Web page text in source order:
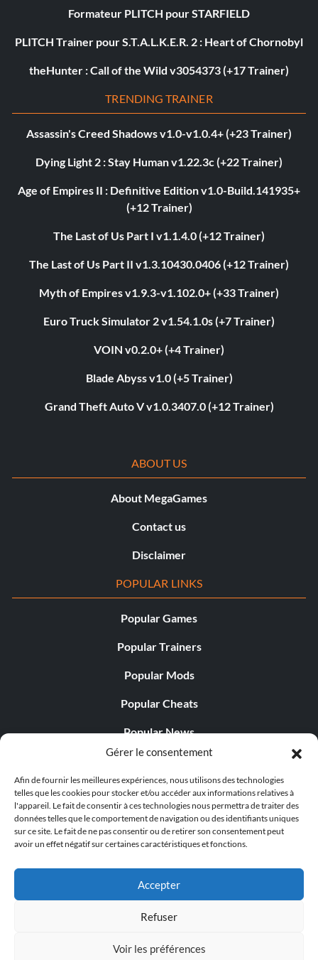
Gérer le consentement
Afin de fournir les meilleures expériences, nous utilisons des technologies
telles que les cookies pour stocker et/ou accéder aux informations relatives à
l'appareil. Le fait de consentir à ces technologies nous permettra de traiter des
données telles que le comportement de navigation ou des identifiants uniques
sur ce site. Le fait de ne pas consentir ou de retirer son consentement peut
avoir un effet négatif sur certaines caractéristiques et fonctions.
Accepter
Refuser
Voir les préférences
Formateur PLITCH pour STARFIELD
PLITCH Trainer pour S.T.A.L.K.E.R. 2 : Heart of Chornobyl
theHunter : Call of the Wild v3054373 (+17 Trainer)
TRENDING TRAINER
Assassin's Creed Shadows v1.0-v1.0.4+ (+23 Trainer)
Dying Light 2 : Stay Human v1.22.3c (+22 Trainer)
Age of Empires II : Definitive Edition v1.0-Build.141935+
(+12 Trainer)
The Last of Us Part I v1.1.4.0 (+12 Trainer)
The Last of Us Part II v1.3.10430.0406 (+12 Trainer)
Myth of Empires v1.9.3-v1.102.0+ (+33 Trainer)
Euro Truck Simulator 2 v1.54.1.0s (+7 Trainer)
VOIN v0.2.0+ (+4 Trainer)
Blade Abyss v1.0 (+5 Trainer)
Grand Theft Auto V v1.0.3407.0 (+12 Trainer)
ABOUT US
About MegaGames
Contact us
Disclaimer
POPULAR LINKS
Popular Games
Popular Trainers
Popular Mods
Popular Cheats
Popular News
Popular Editorials
Popular Free Games
LATEST UPDATES
© 1998 - 2026 MegaGames.com All rights reserved